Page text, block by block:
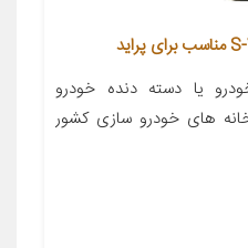
یا دسته دنده خودرو
های خودرو سازی کشور